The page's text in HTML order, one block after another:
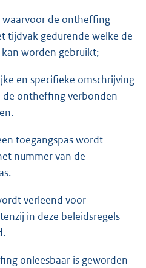
waarvoor de ontheffing
tijdvak gedurende welke de
worden gebruikt;
en specifieke omschrijving
de ontheffing verbonden
toegangspas wordt
nummer van de
verleend voor
in deze beleidsregels
onleesbaar is geworden